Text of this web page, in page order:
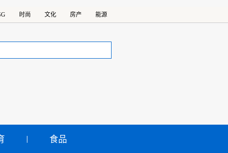
时尚 文化 房产 能源
食品